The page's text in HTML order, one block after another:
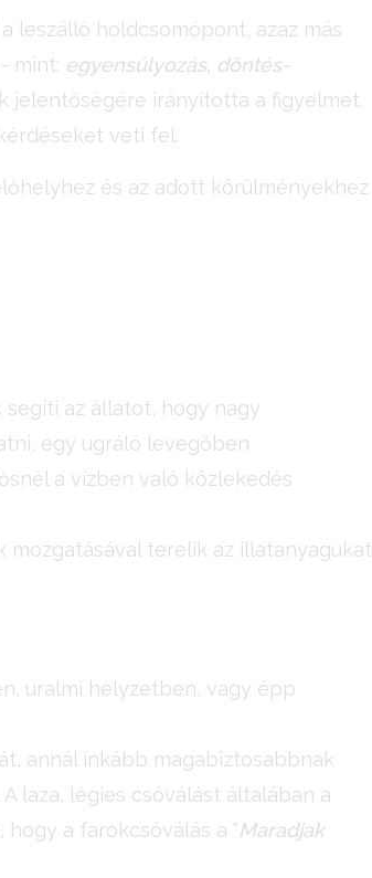
leszálló holdcsomópont, azaz más
mint: egyensúlyozás, döntés-
jelentőségére irányította a figyelmet.
veti fel.
és az adott körülményekhez
az állatot, hogy nagy
egy ugráló levegőben
a vízben való közlekedés
terelik az illatanyagukat
uralmi helyzetben, vagy épp
annál inkább magabiztosabbnak
laza, légies csóválást általában a
a farokcsóválás a "Maradjak